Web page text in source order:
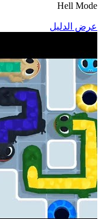
Hell Mode
عرض الدليل